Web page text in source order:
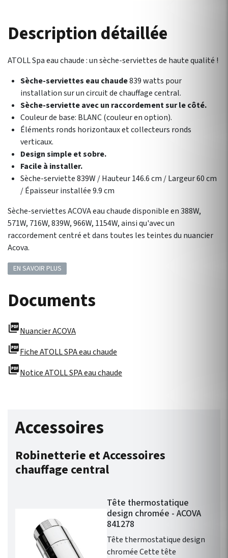
Description détaillée
ATOLL Spa eau chaude : un sèche-serviettes de haute qualité !
Sèche-serviettes eau chaude839 watts pour
installation sur un circuit de chauffage central.
Sèche-serviette avec un raccordement sur le côté.
Couleur de base: BLANC (couleur en option).
Éléments ronds horizontaux et collecteurs ronds
verticaux.
Design simple et sobre.
Facile à installer.
Sèche-serviette 839W / Hauteur 146.6 cm / Largeur 60 cm
/ Épaisseur installée 9.9 cm
Sèche-serviettes ACOVA eau chaude disponible en 388W,
571W, 716W, 839W, 966W, 1154W, ainsi qu'avec un
raccordement centré et dans toutes les teintes du nuancier
Acova.
EN SAVOIR PLUS
Documents
picture_as_pdfNuancier ACOVA
picture_as_pdfFiche ATOLL SPA eau chaude
picture_as_pdfNotice ATOLL SPA eau chaude
Accessoires
Robinetterie et Accessoires
chauffage central
Tête thermostatique
design chromée - ACOVA
841278
Tête thermostatique design
chromée Cette tête